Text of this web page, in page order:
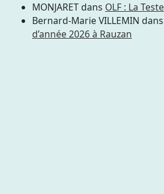
MONJARETdans OLF : La Teste
Bernard-Marie VILLEMIN dans
d’année 2026 à Rauzan